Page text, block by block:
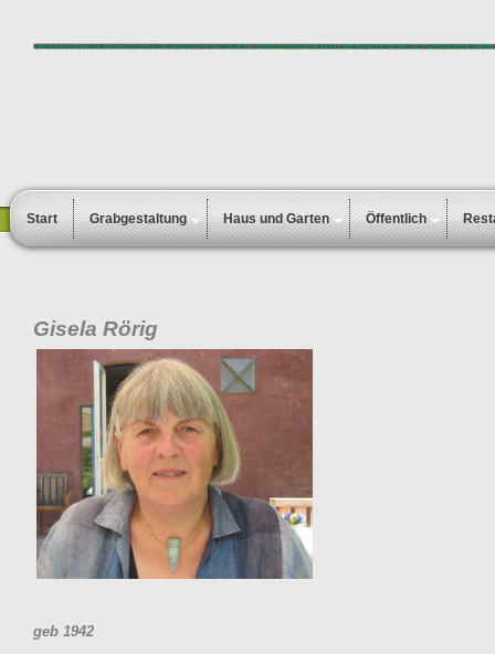
Start Grabgestaltung Haus und Garten Öffentlich
Gisela Rörig
geb 1942